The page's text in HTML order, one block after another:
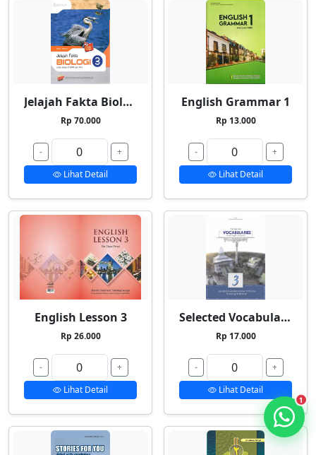
Jelajah Fakta Biologi 3
Rp 70.000
-
+
Lihat Detail
English Grammar 1
Rp 13.000
-
+
Lihat Detail
English Lesson 3
Rp 26.000
-
+
Lihat Detail
Selected Vocabularies 3
Rp 17.000
-
+
Lihat Detail
1